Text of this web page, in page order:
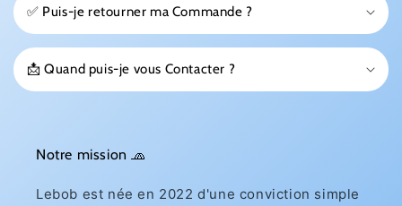
✅ Puis-je retourner ma Commande ?
📩 Quand puis-je vous Contacter ?
Notre mission 🧢
Lebob est née en 2022 d'une conviction simple